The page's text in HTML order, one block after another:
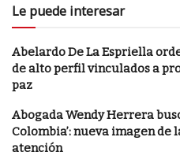
Le puede interesar
Abelardo De La Espriella
de alto perfil vinculados a
paz
Abogada Wendy Herrera
Colombia’: nueva imagen
atención